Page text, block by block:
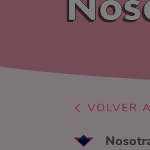
VOLVER A